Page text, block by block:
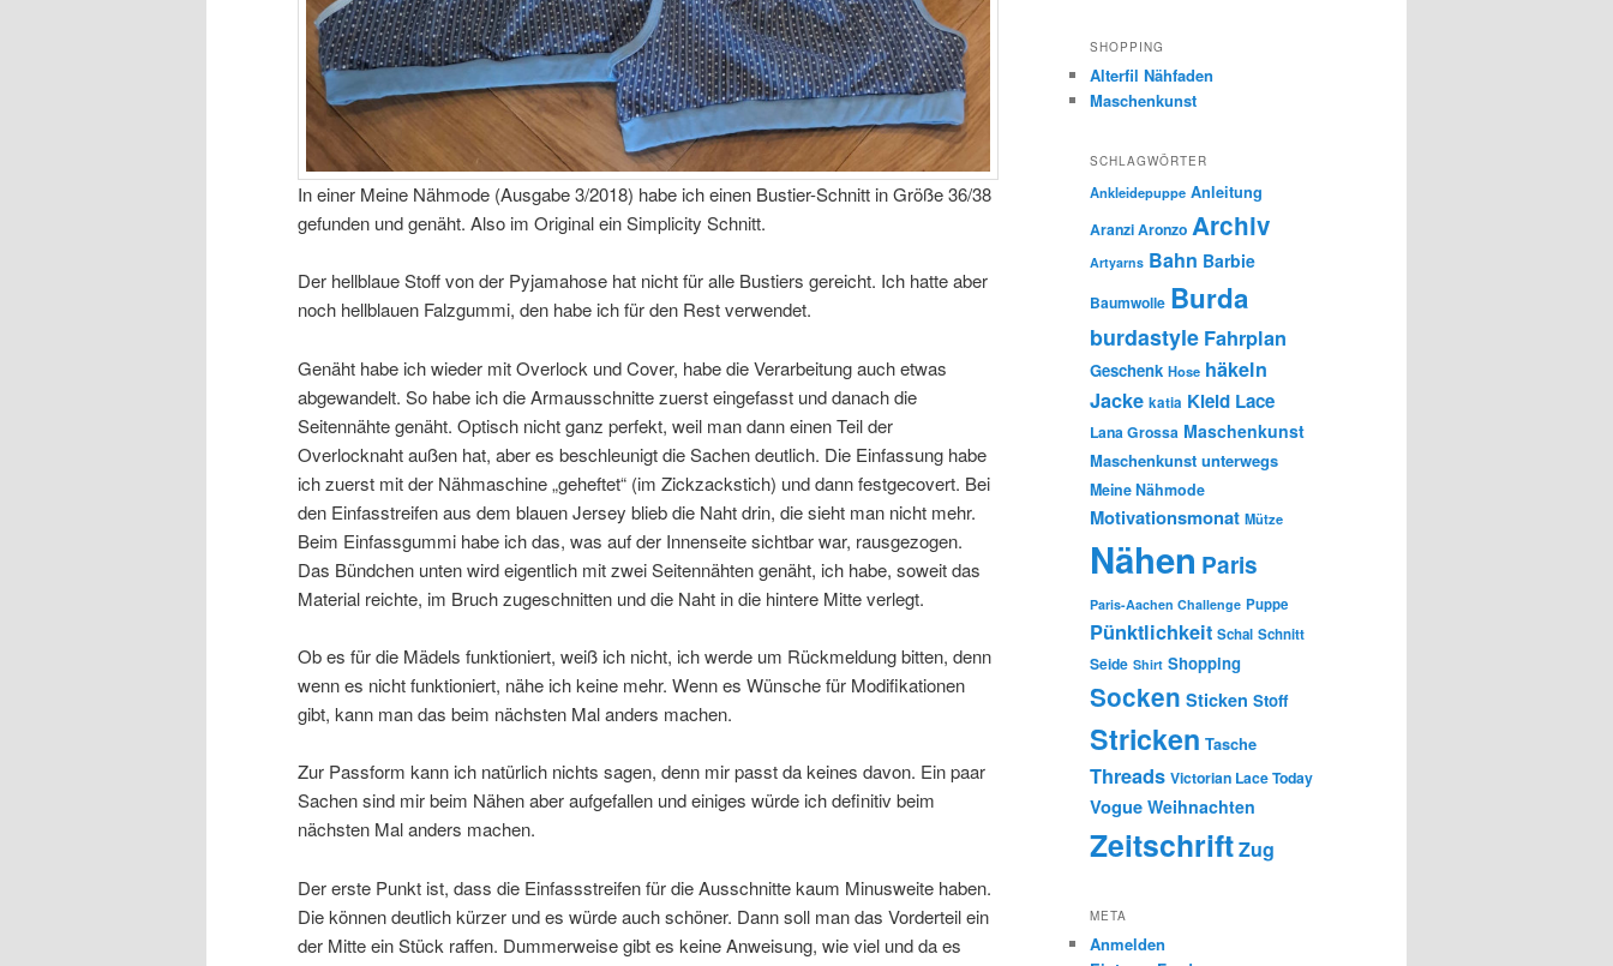
In einer Meine Nähmode (Ausgabe 3/2018) habe ich einen Bustier-Schnitt in Größe 36/38
gefunden und genäht. Also im Original ein Simplicity Schnitt.
Der hellblaue Stoff von der Pyjamahose hat nicht für alle Bustiers gereicht. Ich hatte aber
noch hellblauen Falzgummi, den habe ich für den Rest verwendet.
Genäht habe ich wieder mit Overlock und Cover, habe die Verarbeitung auch etwas
abgewandelt. So habe ich die Armausschnitte zuerst eingefasst und danach die
Seitennähte genäht. Optisch nicht ganz perfekt, weil man dann einen Teil der
Overlocknaht außen hat, aber es beschleunigt die Sachen deutlich. Die Einfassung habe
ich zuerst mit der Nähmaschine „geheftet“ (im Zickzackstich) und dann festgecovert. Bei
den Einfasstreifen aus dem blauen Jersey blieb die Naht drin, die sieht man nicht mehr.
Beim Einfassgummi habe ich das, was auf der Innenseite sichtbar war, rausgezogen.
Das Bündchen unten wird eigentlich mit zwei Seitennähten genäht, ich habe, soweit das
Material reichte, im Bruch zugeschnitten und die Naht in die hintere Mitte verlegt.
Ob es für die Mädels funktioniert, weiß ich nicht, ich werde um Rückmeldung bitten, denn
wenn es nicht funktioniert, nähe ich keine mehr. Wenn es Wünsche für Modifikationen
gibt, kann man das beim nächsten Mal anders machen.
Zur Passform kann ich natürlich nichts sagen, denn mir passt da keines davon. Ein paar
Sachen sind mir beim Nähen aber aufgefallen und einiges würde ich definitiv beim
nächsten Mal anders machen.
Der erste Punkt ist, dass die Einfassstreifen für die Ausschnitte kaum Minusweite haben.
Die können deutlich kürzer und es würde auch schöner. Dann soll man das Vorderteil ein
der Mitte ein Stück raffen. Dummerweise gibt es keine Anweisung, wie viel und da es
SHOPPING
Alterfil Nähfaden
Maschenkunst
SCHLAGWÖRTER
Ankleidepuppe Anleitung
Aranzi Aronzo Archiv
Artyarns Bahn Barbie
Baumwolle Burda
burdastyle Fahrplan
Geschenk Hose häkeln
Jacke katia Kleid Lace
Lana Grossa Maschenkunst
Maschenkunst unterwegs
Meine Nähmode
Motivationsmonat Mütze
Nähen Paris
Paris-Aachen Challenge Puppe
Pünktlichkeit Schal Schnitt
Seide Shirt Shopping
Socken Sticken Stoff
Stricken Tasche
Threads Victorian Lace Today
Vogue Weihnachten
ZeitschriftZug
META
Anmelden